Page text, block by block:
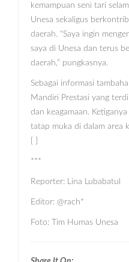
kemampuan seni tari
Unesa sekaligus
daerah. “Saya ingin
saya di Unesa dan terus
daerah,” pungkasnya.
Sebagai informasi
Mandiri Prestasi yang
dan keagamaan.
tatap muka di dalam area
***
Reporter: Lina Lubabatul
Editor: @rach*
Foto: Tim Humas Unesa